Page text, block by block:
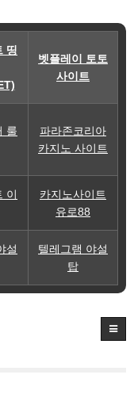
띵
벳플레이 토토
사이트
룰
파라존코리아
카지노 사이트
이
카지노사이트
유로88
설
텔레그램 야설
탑